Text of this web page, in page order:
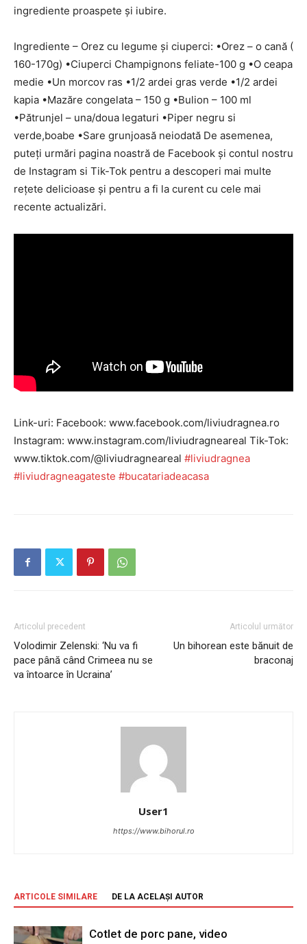
ingrediente proaspete și iubire.
Ingrediente – Orez cu legume și ciuperci: •Orez – o cană (
160-170g) •Ciuperci Champignons feliate-100 g •O ceapa
medie •Un morcov ras •1/2 ardei gras verde •1/2 ardei
kapia •Mazăre congelata – 150 g •Bulion – 100 ml
•Pătrunjel – una/doua legaturi •Piper negru si
verde,boabe •Sare grunjoasă neiodată De asemenea,
puteți urmări pagina noastră de Facebook și contul nostru
de Instagram si Tik-Tok pentru a descoperi mai multe
rețete delicioase și pentru a fi la curent cu cele mai
recente actualizări.
Link-uri: Facebook: www.facebook.com/liviudragnea.ro
Instagram: www.instagram.com/liviudragneareal Tik-Tok:
www.tiktok.com/@liviudragneareal #liviudragnea
#liviudragneagateste #bucatariadeacasa
Articolul precedent
Volodimir Zelenski: ‘Nu va fi
pace până când Crimeea nu se
va întoarce în Ucraina’
Articolul următor
Un bihorean este bănuit de
braconaj
User1
https://www.bihorul.ro
ARTICOLE SIMILARE DE LA ACELAȘI AUTOR
Cotlet de porc pane, video